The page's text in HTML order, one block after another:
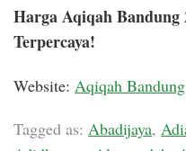
Harga Aqiqah
Terpercaya!
Website: Aqiqah Bandung
Tagged as: Abadijaya,